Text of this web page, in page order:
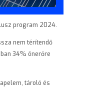
program 2024.
nem térítendő
34% önerőre
tároló és